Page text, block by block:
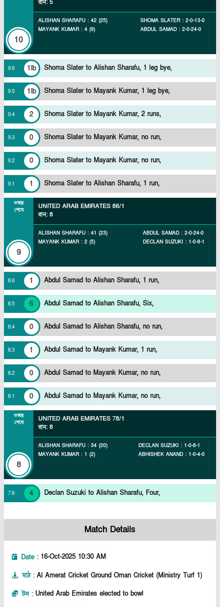
10
রান: 5
ALISHAN SHARAFU : 42 (25)
MAYANK KUMAR : 4 (9)
SHOMA SLATER : 2-0-13-0
ABDUL SAMAD : 2-0-24-0
9.6 1lb Shoma Slater to Alishan Sharafu, 1 leg bye,
9.5 1lb Shoma Slater to Mayank Kumar, 1 leg bye,
9.4 2 Shoma Slater to Mayank Kumar, 2 runs,
9.3 0 Shoma Slater to Mayank Kumar, no run,
9.2 0 Shoma Slater to Mayank Kumar, no run,
9.1 1 Shoma Slater to Alishan Sharafu, 1 run,
ওভার
শেষে
9
UNITED ARAB EMIRATES 86/1
রান: 8
ALISHAN SHARAFU : 41 (23)
MAYANK KUMAR : 2 (5)
ABDUL SAMAD : 2-0-24-0
DECLAN SUZUKI : 1-0-8-1
8.6 1 Abdul Samad to Alishan Sharafu, 1 run,
8.5 6 Abdul Samad to Alishan Sharafu, Six,
8.4 0 Abdul Samad to Alishan Sharafu, no run,
8.3 1 Abdul Samad to Mayank Kumar, 1 run,
8.2 0 Abdul Samad to Mayank Kumar, no run,
8.1 0 Abdul Samad to Mayank Kumar, no run,
ওভার
শেষে
8
UNITED ARAB EMIRATES 78/1
রান: 8
ALISHAN SHARAFU : 34 (20)
MAYANK KUMAR : 1 (2)
DECLAN SUZUKI : 1-0-8-1
ABHISHEK ANAND : 1-0-4-0
7.6 4 Declan Suzuki to Alishan Sharafu, Four,
Match Details
Date : 16-Oct-2025 10:30 AM
মাঠ: Al Amerat Cricket Ground Oman Cricket (Ministry Turf 1)
টস: United Arab Emirates elected to bowl